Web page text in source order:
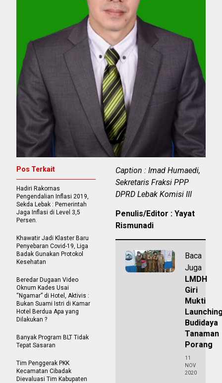
Caption : Imad Humaedi,
Sekretaris Fraksi PPP
DPRD Lebak Komisi III
Penulis/Editor : Yayat
Rismunadi
Baca
Juga
LMDH
Giri
Mukti
Budidaya
Tanaman
Porang
11
NOV
2020
Pos Terkait
Hadiri Rakornas
Pengendalian Inflasi 2019,
Sekda Lebak : Pemerintah
Jaga Inflasi di Level 3,5
Persen.
Khawatir Jadi Klaster Baru
Penyebaran Covid-19, Liga
Badak Gunakan Protokol
Kesehatan
Beredar Dugaan Video
Oknum Kades Usai
“Ngamar” di Hotel, Aktivis :
Bukan Suami Istri di Kamar
Hotel Berdua Apa yang
Dilakukan ?
Banyak Program BLT Tidak
Tepat Sasaran
Tim Penggerak PKK
Kecamatan Cibadak
Dievaluasi Tim Kabupaten